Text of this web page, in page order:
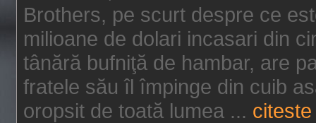
Brothers, pe scurt despre ce
milioane de dolari incasari din
tânără bufniţă de hambar, are
fratele său îl împinge din cuib
oropsit de toată lumea ...